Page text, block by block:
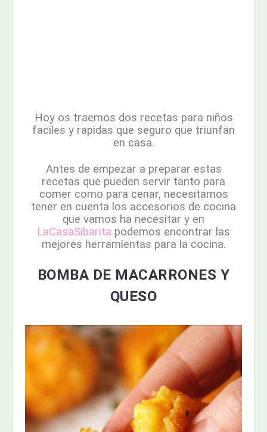
Hoy os traemos dos recetas para niños
faciles y rapidas que seguro que triunfan
en casa.
Antes de empezar a preparar estas
recetas que pueden servir tanto para
comer como para cenar, necesitamos
tener en cuenta los accesorios de cocina
que vamos ha necesitar y en
LaCasaSibarita podemos encontrar las
mejores herramientas para la cocina.
BOMBA DE MACARRONES Y
QUESO